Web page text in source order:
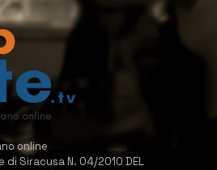
online
di Siracusa N. 04/2010 DEL